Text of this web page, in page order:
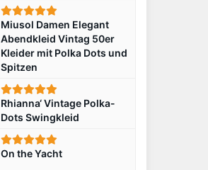
Miusol Damen Elegant
Abendkleid Vintag 50er
Kleider mit Polka Dots und
Spitzen
Rhianna‘ Vintage Polka-
Dots Swingkleid
On the Yacht